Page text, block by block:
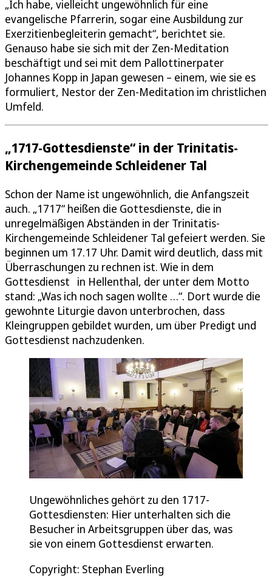
„Ich habe, vielleicht ungewöhnlich für eine
evangelische Pfarrerin, sogar eine Ausbildung zur
Exerzitienbegleiterin gemacht“, berichtet sie.
Genauso habe sie sich mit der Zen-Meditation
beschäftigt und sei mit dem Pallottinerpater
Johannes Kopp in Japan gewesen – einem, wie sie es
formuliert, Nestor der Zen-Meditation im christlichen
Umfeld.
„1717-Gottesdienste“ in der Trinitatis-
Kirchengemeinde Schleidener Tal
Schon der Name ist ungewöhnlich, die Anfangszeit
auch. „1717“ heißen die Gottesdienste, die in
unregelmäßigen Abständen in der Trinitatis-
Kirchengemeinde Schleidener Tal gefeiert werden. Sie
beginnen um 17.17 Uhr. Damit wird deutlich, dass mit
Überraschungen zu rechnen ist. Wie in dem
Gottesdienst in Hellenthal, der unter dem Motto
stand: „Was ich noch sagen wollte …“. Dort wurde die
gewohnte Liturgie davon unterbrochen, dass
Kleingruppen gebildet wurden, um über Predigt und
Gottesdienst nachzudenken.
Ungewöhnliches gehört zu den 1717-
Gottesdiensten: Hier unterhalten sich die
Besucher in Arbeitsgruppen über das, was
sie von einem Gottesdienst erwarten.
Copyright: Stephan Everling